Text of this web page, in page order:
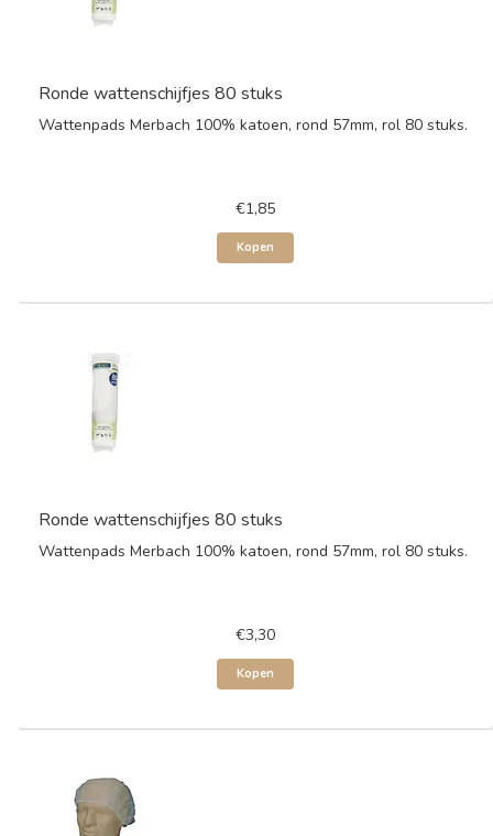
Ronde wattenschijfjes 80 stuks
Wattenpads Merbach 100% katoen, rond 57mm, rol 80 stuks.
€1,85
Kopen
Ronde wattenschijfjes 80 stuks
Wattenpads Merbach 100% katoen, rond 57mm, rol 80 stuks.
€3,30
Kopen